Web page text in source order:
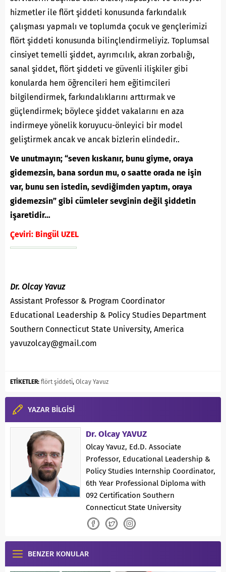
hizmetler ile flört şiddeti konusunda farkındalık
çalışması yapmalı ve toplumda çocuk ve gençlerimizi
flört şiddeti konusunda bilinçlendirmeliyiz. Toplumsal
cinsiyet temelli şiddet, ayrımcılık, akran zorbalığı,
sanal şiddet, flört şiddeti ve güvenli ilişkiler gibi
konularda hem öğrencileri hem eğitimcileri
bilgilendirmek, farkındalıklarını arttırmak ve
güçlendirmek; böylece şiddet vakalarını en aza
indirmeye yönelik koruyucu-önleyici bir model
geliştirmek ancak ve ancak bizlerin elindedir..
Ve unutmayın; “seven kıskanır, bunu giyme, oraya
gidemezsin, bana sordun mu, o saatte orada ne işin
var, bunu sen istedin, sevdiğimden yaptım, oraya
gidemezsin” gibi cümleler sevginin değil şiddetin
işaretidir…
Çeviri: Bingül UZEL
Dr. Olcay Yavuz
Assistant Professor & Program Coordinator
Educational Leadership & Policy Studies Department
Southern Connecticut State University, America
yavuzolcay@gmail.com
ETİKETLER: flört şiddeti, Olcay Yavuz
YAZAR BİLGİSİ
Dr. Olcay YAVUZ
Olcay Yavuz, Ed.D. Associate
Professor, Educational Leadership &
Policy Studies Internship Coordinator,
6th Year Professional Diploma with
092 Certification Southern
Connecticut State University
BENZER KONULAR